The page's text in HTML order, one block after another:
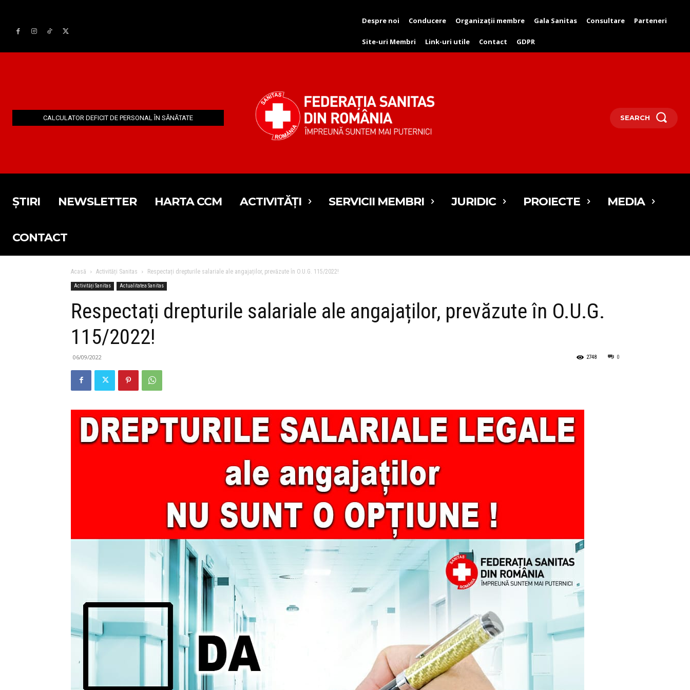
Despre noi Conducere Organizații membre Gala Sanitas Consultare Parteneri
Site-uri Membri Link-uri utile Contact GDPR
CALCULATOR DEFICIT DE PERSONAL ÎN SĂNĂTATE SEARCH
ȘTIRI NEWSLETTER HARTA CCM ACTIVITĂȚI SERVICII MEMBRI JURIDIC PROIECTE MEDIA
CONTACT
Acasă Activități Sanitas Respectați drepturile salariale ale angajaților, prevăzute în O.U.G. 115/2022!
Activități Sanitas Actualitatea Sanitas
Respectați drepturile salariale ale angajaților, prevăzute în O.U.G.
115/2022!
06/09/2022 0
2748